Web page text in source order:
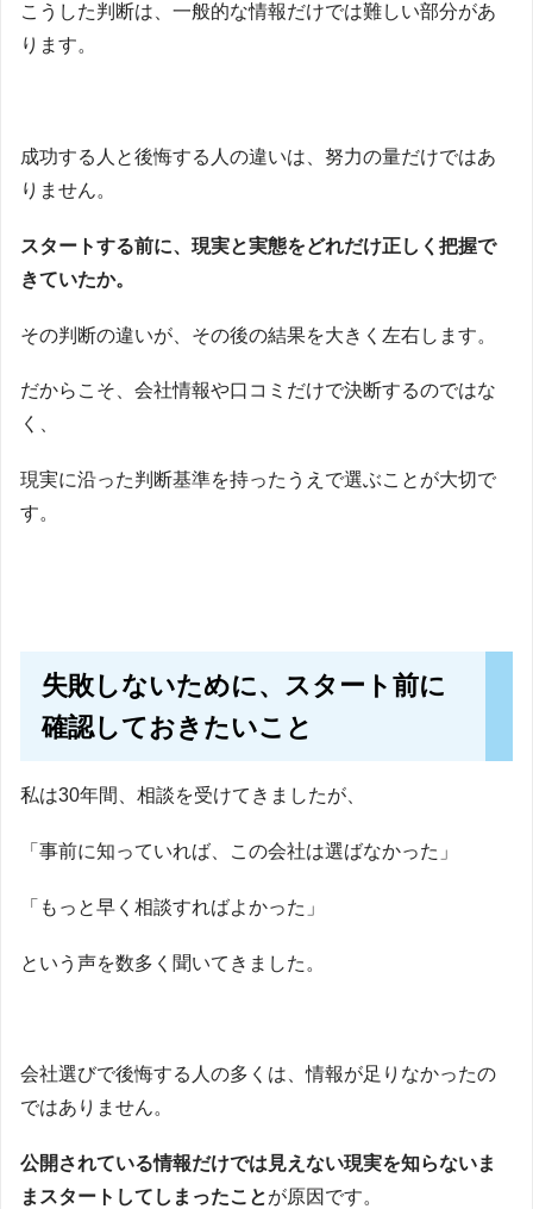
こうした判断は、一般的な情報だけでは難しい部分があ
ります。
成功する人と後悔する人の違いは、努力の量だけではあ
りません。
スタートする前に、現実と実態をどれだけ正しく把握で
きていたか。
その判断の違いが、その後の結果を大きく左右します。
だからこそ、会社情報や口コミだけで決断するのではな
く、
現実に沿った判断基準を持ったうえで選ぶことが大切で
す。
失敗しないために、スタート前に
確認しておきたいこと
私は30年間、相談を受けてきましたが、
「事前に知っていれば、この会社は選ばなかった」
「もっと早く相談すればよかった」
という声を数多く聞いてきました。
会社選びで後悔する人の多くは、情報が足りなかったの
ではありません。
公開されている情報だけでは見えない現実を知らないま
まスタートしてしまったことが原因です。